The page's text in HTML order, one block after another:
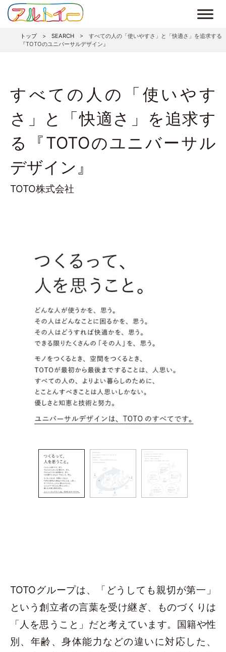
トップ> SEARCH > すべての人の「使いやすさ」と「快適さ」を追求する
『TOTOのユニバーサルデザイン』
すべての人の「使いやす
さ」と「快適さ」を追求す
る『TOTOのユニバーサル
デザイン』
TOTO株式会社
TOTOグループは、「どうしても親切が第一」
という創立者の言葉を受け継ぎ、ものづくりは
「人を思うこと」だと考えています。国籍や性
別、年齢、身体能力などの違いに対応した、